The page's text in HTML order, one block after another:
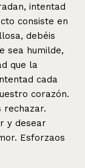
intentad
consiste en
debéis
sea humilde,
que la
cada
corazón.
rechazar.
y desear
Esforzaos